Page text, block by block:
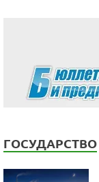
ГОСУДАРСТВО